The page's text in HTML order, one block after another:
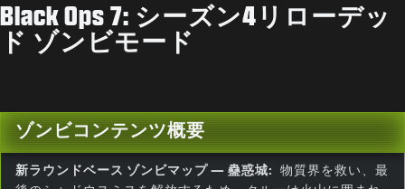
Black Ops 7: シーズン4リローデッ
ド ゾンビモード
ゾンビコンテンツ概要
新ラウンドベース ゾンビマップ — 蠱惑城:
物質界を救い、最